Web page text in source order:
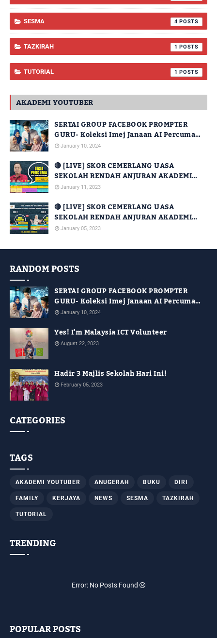
SESMA 4
TAZKIRAH 1
TUTORIAL 1
AKADEMI YOUTUBER
SERTAI GROUP FACEBOOK PROMPTER
GURU- Koleksi Imej Janaan AI Percuma
Untuk Kegunaan Guru
January 10, 2024
🔴 [LIVE] SKOR CEMERLANG UASA
SEKOLAH RENDAH ANJURAN AKADEMI
YOUTUBER DENGAN KERJASAMA JPN
January 11, 2023
🔴 [LIVE] SKOR CEMERLANG UASA
SEKOLAH RENDAH ANJURAN AKADEMI
YOUTUBER DENGAN KERJASAMA JPN
January 05, 2023
RANDOM POSTS
SERTAI GROUP FACEBOOK PROMPTER
GURU- Koleksi Imej Janaan AI Percuma
Untuk Kegunaan Guru
January 10, 2024
Yes! I'm Malaysia ICT Volunteer
August 22, 2023
Hadir 3 Majlis Sekolah Hari Ini!
February 05, 2023
CATEGORIES
TAGS
AKADEMI YOUTUBER ANUGERAH BUKU DIRI
FAMILY KERJAYA NEWS SESMA TAZKIRAH
TUTORIAL
TRENDING
Error: No Posts Found
POPULAR POSTS